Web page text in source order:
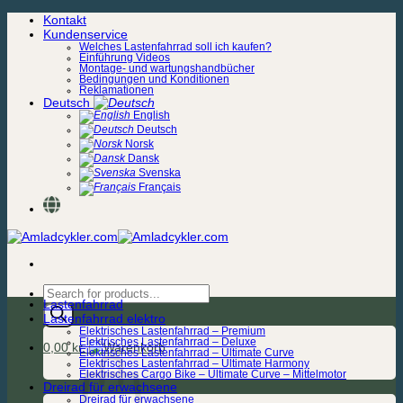
Zum
Inhalt
Kontakt
Kundenservice
Welches Lastenfahrrad soll ich kaufen?
Einführung Videos
Montage- und wartungshandbücher
Bedingungen und Konditionen
Reklamationen
Deutsch
English
Deutsch
Norsk
Dansk
Svenska
Français
Products
search
0,00kr.
Lastenfahrrad
Lastenfahrrad elektro
Elektrisches Lastenfahrrad – Premium
Elektrisches Lastenfahrrad – Deluxe
Elektrisches Lastenfahrrad – Ultimate Curve
Elektrisches Lastenfahrrad – Ultimate Harmony
Elektrisches Cargo Bike – Ultimate Curve – Mittelmotor
Dreirad für erwachsene
Dreirad für erwachsene